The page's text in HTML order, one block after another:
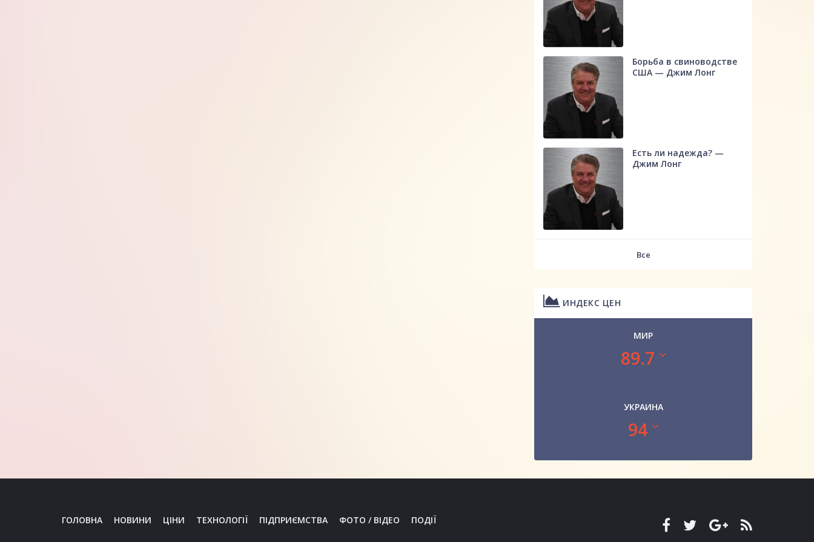
Борьба в свиноводстве
США — Джим Лонг
Есть ли надежда? —
Джим Лонг
Все
ИНДЕКС ЦЕН
МИР
89.7
УКРАИНА
94
ГОЛОВНА НОВИНИ ЦІНИ ТЕХНОЛОГІЇ ПІДПРИЄМСТВА ФОТО / ВІДЕО ПОДІЇ